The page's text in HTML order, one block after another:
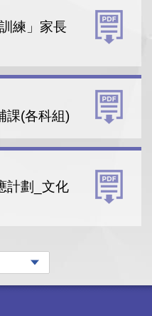
練」家長
課(各科組)
計劃_文化